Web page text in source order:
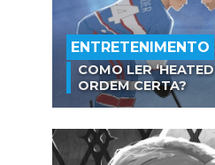
ENTRETENIMENTO
COMO LER
ORDEM CERTA?